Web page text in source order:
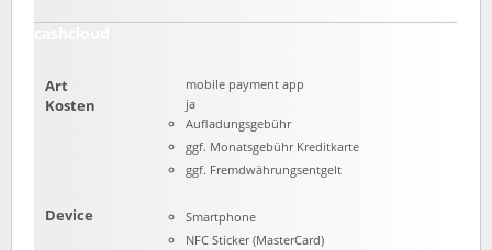
Art mobile payment app
Kosten
ja
Aufladungsgebühr
ggf. Monatsgebühr Kreditkarte
ggf. Fremdwährungsentgelt
Device
Smartphone
NFC Sticker (MasterCard)